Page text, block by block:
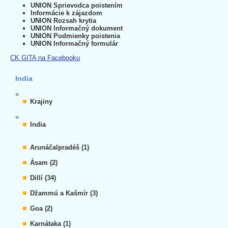
UNION Sprievodca poistením
Informácie k zájazdom
UNION Rozsah krytia
UNION Informačný dokument
UNION Podmienky poistenia
UNION Informačný formulár
CK GITA na Facebooku
India
«
Krajiny
«
India
Arunáčalpradéš (1)
Ásam (2)
Dillí (34)
Džammú a Kašmír (3)
Goa (2)
Karnátaka (1)